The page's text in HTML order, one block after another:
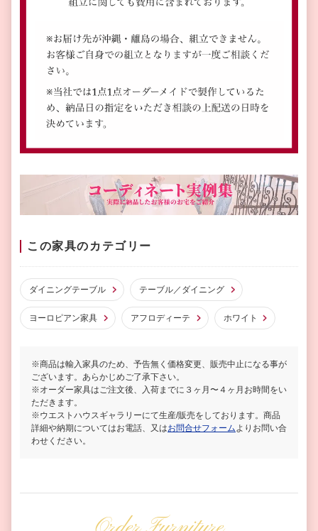
この家具のカテゴリー
ダイニングテーブル テーブル／ダイニング
ヨーロピアン家具 アフロディーテ ホワイト
※商品は輸入家具のため、予告無く価格変更、販売中止になる事が
ございます。あらかじめご了承下さい。
※オーダー家具はご注文後、入荷までに３ヶ月〜４ヶ月お時間をい
ただきます。
※ウエストハウスギャラリーにて生産/販売をしております。商品
詳細や納期についてはお電話、又はお問合せフォーム よりお問い合
わせください。